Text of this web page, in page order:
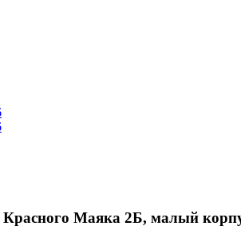
Красного Маяка 2Б, малый